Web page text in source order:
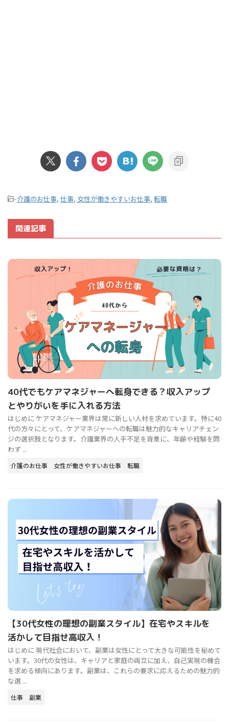
-介護のお仕事, 仕事, 女性が働きやすいお仕事, 転職
関連記事
40代でもケアマネジャーへ転身できる？収入アップ
とやりがいを手に入れる方法
はじめに ケアマネジャー業界は常に新しい人材を求めています。特に40
代の方々にとって、ケアマネジャーへの転職は魅力的なキャリアチェン
ジの選択肢となります。介護業界の人手不足を背景に、年齢や経験を問
わず ...
介護のお仕事 女性が働きやすいお仕事 転職
【30代女性の理想の副業スタイル】在宅やスキルを
活かして目指せ高収入！
はじめに 現代社会において、副業は女性にとって大きな可能性を秘めて
います。30代の女性は、キャリアと家庭の両立に加え、自己実現の機会
を求める傾向にあります。副業は、これらの要求に応えるための魅力的
な選 ...
仕事 副業